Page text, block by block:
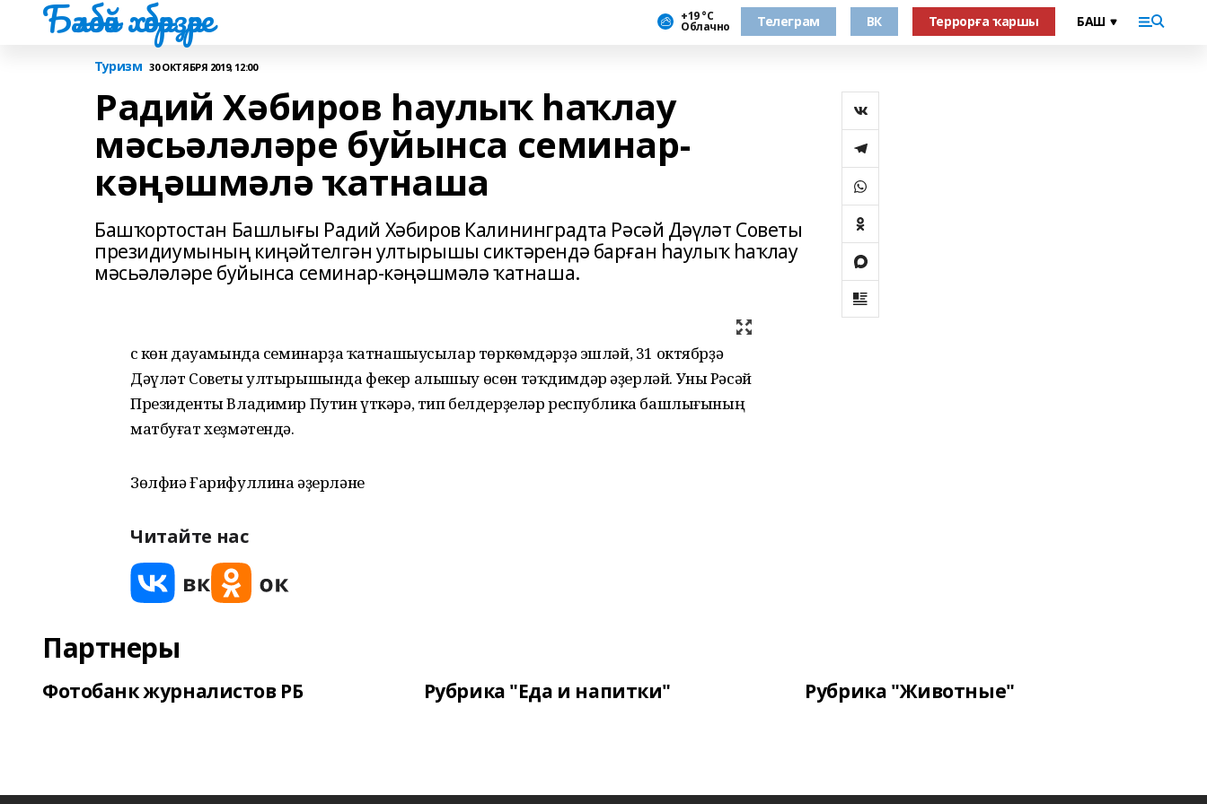
Бәләбәй хәбәрҙәре +19 °С
Облачно Телеграм ВК Террорға ҡаршы
Туризм 30 ОКТЯБРЯ 2019, 12:00
Радий Хәбиров һаулыҡ һаҡлау
мәсьәләләре буйынса семинар-
кәңәшмәлә ҡатнаша
Башҡортостан Башлығы Радий Хәбиров Калининградта Рәсәй Дәүләт Советы
президиумының киңәйтелгән ултырышы сиктәрендә барған һаулыҡ һаҡлау
мәсьәләләре буйынса семинар-кәңәшмәлә ҡатнаша.
Өс көн дауамында семинарҙа ҡатнашыусылар төркөмдәрҙә эшләй, 31 октябрҙә
Дәүләт Советы ултырышында фекер алышыу өсөн тәҡдимдәр әҙерләй. Уны Рәсәй
Президенты Владимир Путин үткәрә, тип белдерҙеләр республика башлығының
матбуғат хеҙмәтендә.
Зөлфиә Ғарифуллина әҙерләне
Читайте нас
Партнеры
Фотобанк журналистов РБ Рубрика "Еда и напитки" Рубрика "Животные"